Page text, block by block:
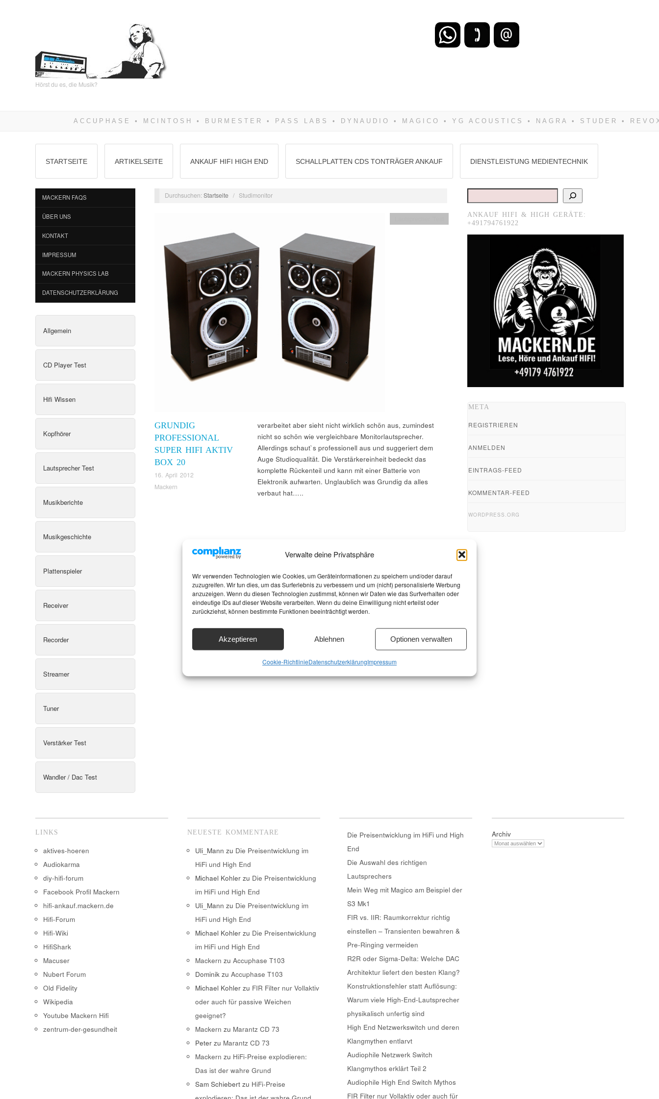
Verwalte deine Privatsphäre
Wir verwenden Technologien wie Cookies, um Geräteinformationen zu speichern und/oder darauf
zuzugreifen. Wir tun dies, um das Surferlebnis zu verbessern und um (nicht) personalisierte Werbung
anzuzeigen. Wenn du diesen Technologien zustimmst, können wir Daten wie das Surfverhalten oder
eindeutige IDs auf dieser Website verarbeiten. Wenn du deine Einwilligung nicht erteilst oder
zurückziehst, können bestimmte Funktionen beeinträchtigt werden.
Akzeptieren Ablehnen Optionen verwalten
Cookie-RichtlinieDatenschutzerklärungImpressum
Hörst du es, die Musik?
STARTSEITE ARTIKELSEITE ANKAUF HIFI HIGH END SCHALLPLATTEN CDS TONTRÄGER ANKAUF DIENSTLEISTUNG MEDIENTECHNIK
MACKERN FAQS
ÜBER UNS
KONTAKT
IMPRESSUM
MACKERN PHYSICS LAB
DATENSCHUTZERKLÄRUNG
Allgemein
CD Player Test
Hifi Wissen
Kopfhörer
Lautsprecher Test
Musikberichte
Musikgeschichte
Plattenspieler
Receiver
Recorder
Streamer
Tuner
Verstärker Test
Wandler / Dac Test
Durchsuchen:Startseite / Studimonitor
GRUNDIG
PROFESSIONAL
SUPER HIFI AKTIV
BOX 20
16. April 2012
Mackern
verarbeitet aber sieht nicht wirklich schön aus, zumindest
nicht so schön wie vergleichbare Monitorlautsprecher.
Allerdings schaut`s professionell aus und suggeriert dem
Auge Studioqualität. Die Verstärkereinheit bedeckt das
komplette Rückenteil und kann mit einer Batterie von
Elektronik aufwarten. Unglaublich was Grundig da alles
verbaut hat…..
Suchen
ANKAUF HIFI & HIGH GERÄTE:
+491794761922
META
REGISTRIEREN
ANMELDEN
EINTRAGS-FEED
KOMMENTAR-FEED
WORDPRESS.ORG
LINKS
aktives-hoeren
Audiokarma
diy-hifi-forum
Facebook Profil Mackern
hifi-ankauf.mackern.de
Hifi-Forum
Hifi-Wiki
HifiShark
Macuser
Nubert Forum
Old Fidelity
Wikipedia
Youtube Mackern Hifi
zentrum-der-gesundheit
NEUESTE KOMMENTARE
Uli_Mann zu Die Preisentwicklung im
HiFi und High End
Michael Kohler zu Die Preisentwicklung
im HiFi und High End
Uli_Mann zu Die Preisentwicklung im
HiFi und High End
Michael Kohler zu Die Preisentwicklung
im HiFi und High End
Mackern zuAccuphase T103
Dominik zuAccuphase T103
Michael Kohler zu FIR Filter nur Vollaktiv
oder auch für passive Weichen
geeignet?
Mackern zu Marantz CD 73
Peter zu Marantz CD 73
Mackern zu HiFi-Preise explodieren:
Das ist der wahre Grund
Sam Schiebert zu HiFi-Preise
Die Preisentwicklung im HiFi und High
End
Die Auswahl des richtigen
Lautsprechers
Mein Weg mit Magico am Beispiel der
S3 Mk1
FIR vs. IIR: Raumkorrektur richtig
einstellen – Transienten bewahren &
Pre-Ringing vermeiden
R2R oder Sigma-Delta: Welche DAC
Architektur liefert den besten Klang?
Konstruktionsfehler statt Auflösung:
Warum viele High-End-Lautsprecher
physikalisch unfertig sind
High End Netzwerkswitch und deren
Klangmythen entlarvt
Audiophile Netzwerk Switch
Klangmythos erklärt Teil 2
Audiophile High End Switch Mythos
FIR Filter nur Vollaktiv oder auch für
Archiv